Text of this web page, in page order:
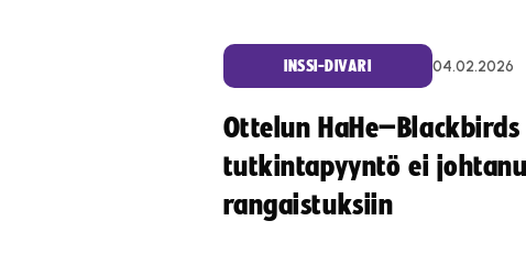
INSSI-DIVARI 04.02.2026
Ottelun HaHe–Blackbirds
tutkintapyyntö ei
rangaistuksiin